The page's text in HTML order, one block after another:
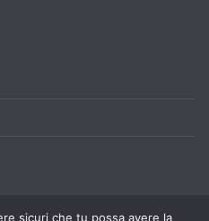
sicuri che tu possa avere la